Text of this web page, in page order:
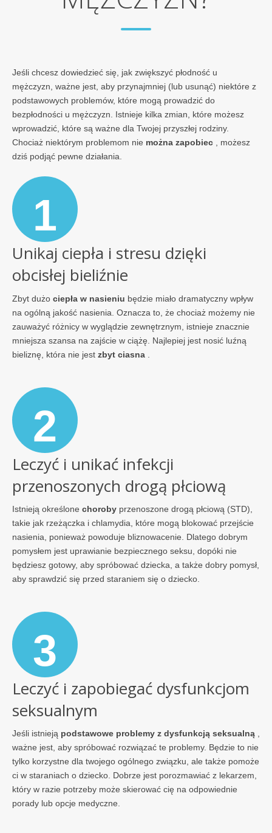
Jeśli chcesz dowiedzieć się, jak zwiększyć płodność u
mężczyzn, ważne jest, aby przynajmniej (lub usunąć) niektóre z
podstawowych problemów, które mogą prowadzić do
bezpłodności u mężczyzn. Istnieje kilka zmian, które możesz
wprowadzić, które są ważne dla Twojej przyszłej rodziny.
Chociaż niektórym problemom nie można zapobiec , możesz
dziś podjąć pewne działania.
1
Unikaj ciepła i stresu dzięki
obcisłej bieliźnie
Zbyt dużo ciepła w nasieniu będzie miało dramatyczny wpływ
na ogólną jakość nasienia. Oznacza to, że chociaż możemy nie
zauważyć różnicy w wyglądzie zewnętrznym, istnieje znacznie
mniejsza szansa na zajście w ciążę. Najlepiej jest nosić luźną
bieliznę, która nie jest zbyt ciasna
2
Leczyć i unikać infekcji
przenoszonych drogą płciową
Istnieją określone choroby przenoszone drogą płciową (STD),
takie jak rzeżączka i chlamydia, które mogą blokować przejście
nasienia, ponieważ powoduje bliznowacenie. Dlatego dobrym
pomysłem jest uprawianie bezpiecznego seksu, dopóki nie
będziesz gotowy, aby spróbować dziecka, a także dobry pomysł,
aby sprawdzić się przed staraniem się o dziecko.
3
Leczyć i zapobiegać dysfunkcjom
seksualnym
Jeśli istnieją podstawowe problemy z dysfunkcją seksualną ,
ważne jest, aby spróbować rozwiązać te problemy. Będzie to nie
tylko korzystne dla twojego ogólnego związku, ale także pomoże
ci w staraniach o dziecko. Dobrze jest porozmawiać z lekarzem,
który w razie potrzeby może skierować cię na odpowiednie
porady lub opcje medyczne.